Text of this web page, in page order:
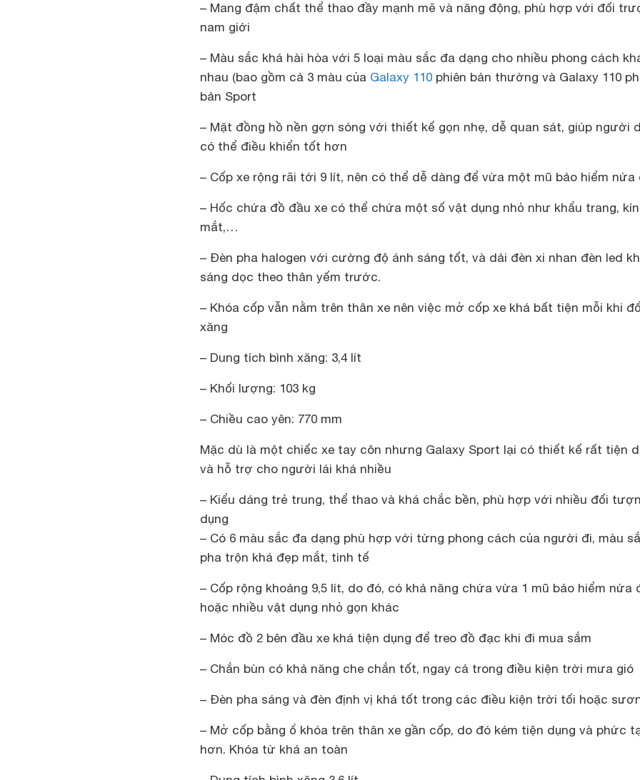
– Mang đậm chất thể thao đầy mạnh mẽ và năng động, phù hợp với đối
nam giới
– Màu sắc khá hài hòa với 5 loại màu sắc đa dạng cho nhiều phong cách
nhau (bao gồm cả 3 màu của Galaxy 110 phiên bản thường và Galaxy 110
bản Sport
– Mặt đồng hồ nền gợn sóng với thiết kế gọn nhẹ, dễ quan sát, giúp người
có thể điều khiển tốt hơn
– Cốp xe rộng rãi tới 9 lít, nên có thể dễ dàng để vừa một mũ bảo hiểm nửa
– Hốc chứa đồ đầu xe có thể chứa một số vật dụng nhỏ như khẩu trang,
mắt,…
– Đèn pha halogen với cường độ ánh sáng tốt, và dải đèn xi nhan đèn led
sáng dọc theo thân yếm trước.
– Khóa cốp vẫn nằm trên thân xe nên việc mở cốp xe khá bất tiện mỗi khi đổ
xăng
– Dung tích bình xăng: 3,4 lít
– Khối lượng: 103 kg
– Chiều cao yên: 770 mm
Mặc dù là một chiếc xe tay côn nhưng Galaxy Sport lại có thiết kế rất tiện
và hỗ trợ cho người lái khá nhiều
– Kiểu dáng trẻ trung, thể thao và khá chắc bền, phù hợp với nhiều đối
dụng
– Có 6 màu sắc đa dạng phù hợp với từng phong cách của người đi, màu
pha trộn khá đẹp mắt, tinh tế
– Cốp rộng khoảng 9,5 lít, do đó, có khả năng chứa vừa 1 mũ bảo hiểm nửa
hoặc nhiều vật dụng nhỏ gọn khác
– Móc đồ 2 bên đầu xe khá tiện dụng để treo đồ đạc khi đi mua sắm
– Chắn bùn có khả năng che chắn tốt, ngay cả trong điều kiện trời mưa gió
– Đèn pha sáng và đèn định vị khá tốt trong các điều kiện trời tối hoặc
– Mở cốp bằng ổ khóa trên thân xe gần cốp, do đó kém tiện dụng và phức
hơn. Khóa từ khá an toàn